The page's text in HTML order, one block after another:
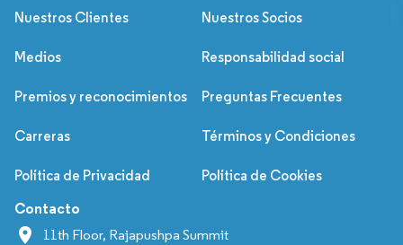
Nuestros Clientes Nuestros Socios
Medios Responsabilidad social
Premios y reconocimientos Preguntas Frecuentes
Carreras Términos y Condiciones
Política de Privacidad Política de Cookies
Contacto
11th Floor, Rajapushpa Summit